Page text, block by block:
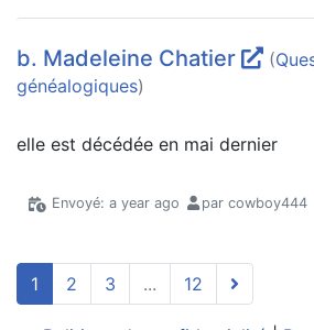
b. Madeleine Chatier (
généalogiques)
elle est décédée en mai dernier
Envoyé: a year ago par cowboy444
1 2 3 ... 12